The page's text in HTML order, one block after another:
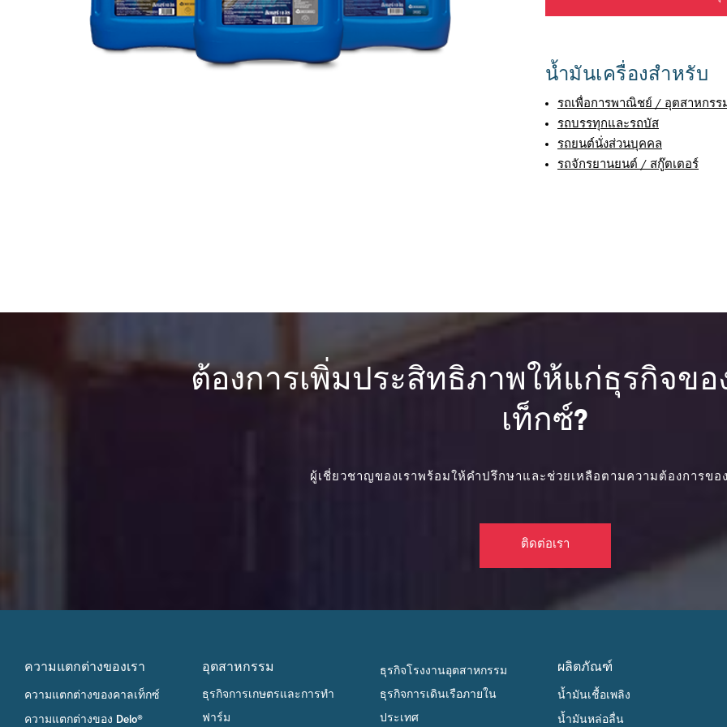
น้ำมันเครื่องสำหรับ
รถเพื่อการพาณิชย์ / อุตสาหกรร
รถบรรทุกและรถบัส
รถยนต์นั่งส่วนบุคคล
รถจักรยานยนต์ / สกู๊ตเตอร์
ต้องการเพิ่มประสิทธิภาพให้แก่ธุรกิจข
เท็กซ์?
ผู้เชี่ยวชาญของเราพร้อมให้คำปรึกษาและช่วยเหลือตามความต้องการข
ติดต่อเรา
ความแตกต่างของเรา
ความแตกต่างของคาลเท็กซ์
ความแตกต่างของ Delo®
อุตสาหกรรม
ธุรกิจการเกษตรและการทำ
ฟาร์ม
ธุรกิจโรงงานอุตสาหกรรม
ธุรกิจการเดินเรือภายใน
ประเทศ
ผลิตภัณฑ์
น้ำมันเชื้อเพลิง
น้ำมันหล่อลื่น